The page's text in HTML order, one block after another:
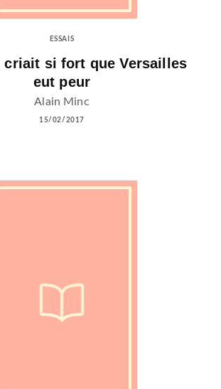
ESSAIS
criait si fort que Versailles
eut peur
Alain Minc
15/02/2017